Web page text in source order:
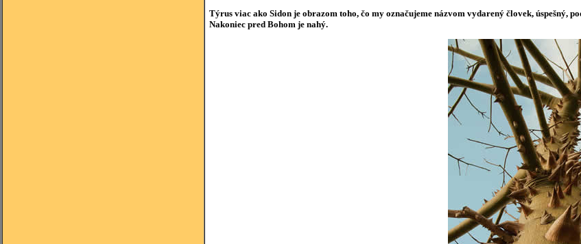
Týrus viac ako Sidon je obrazom toho, čo my označujeme názvom vydarený človek, úspešný,
Nakoniec pred Bohom je nahý.